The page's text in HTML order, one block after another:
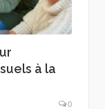
à la
0